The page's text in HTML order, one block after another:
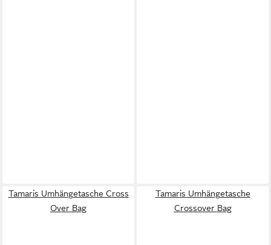
Tamaris Umhängetasche Cross
Over Bag
Tamaris Umhängetasche
Crossover Bag